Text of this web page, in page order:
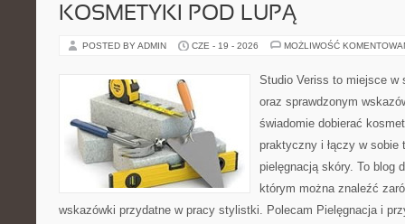
KOSMETYKI POD LUPĄ
POSTED BY ADMIN CZE - 19 - 2026 MOŻLIWOŚĆ
Studio Veriss to miejsce w
oraz sprawdzonym
świadomie dobierać
praktyczny i łączy w sobie
pielęgnacją skóry. To blog
którym można znaleźć
wskazówki przydatne w pracy stylistki. Polecam Pielęgnacja i